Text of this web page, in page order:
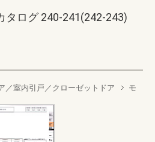
タログ 240-241(242-243)
／室内引戸／クローゼットドア
モ